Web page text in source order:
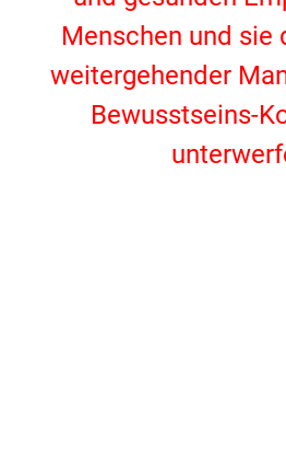
Menschen und sie
weitergehender
Bewusstseins-